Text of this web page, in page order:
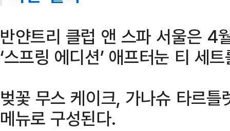
반얀트리 클럽 앤 스파 서울은
‘스프링 에디션’ 애프터눈 티 세
벚꽃 무스 케이크, 가나슈 타르
메뉴로 구성된다.